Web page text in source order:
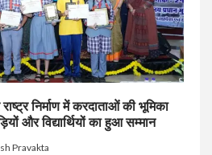
निर्माण में करदाताओं की भूमिका
और विद्यार्थियों का हुआ सम्मान
Pravakta